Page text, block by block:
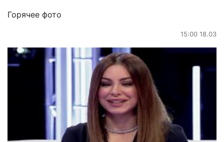
Горячее фото
15:00 18.03